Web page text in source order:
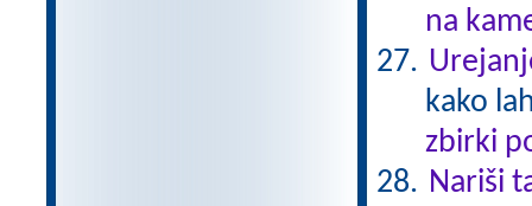
na
kako
zbirki
Nariši